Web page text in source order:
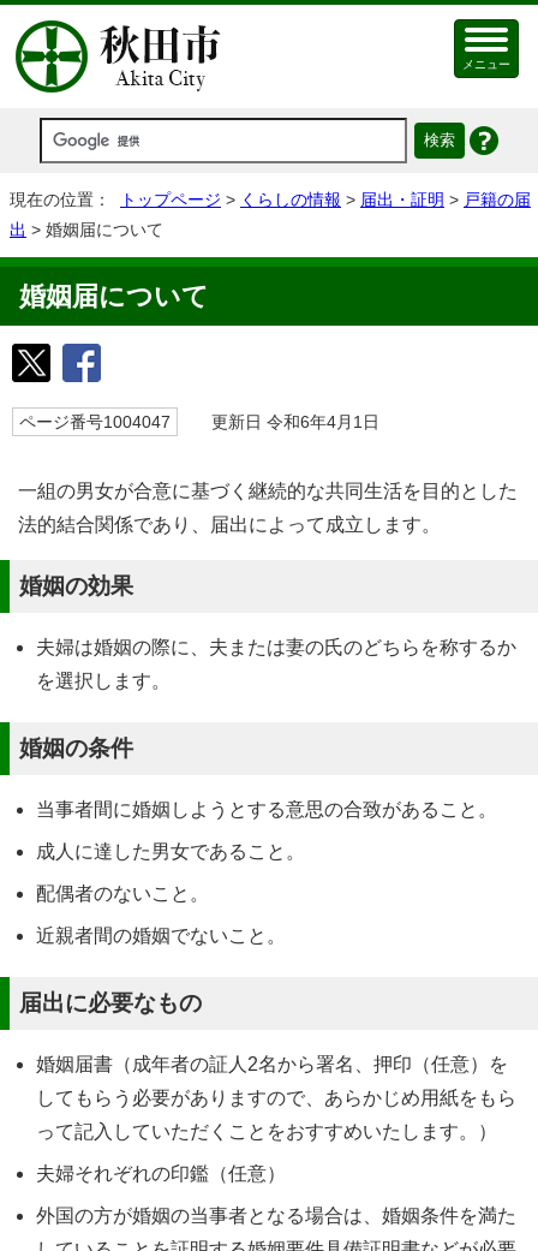
メニュー
現在の位置： トップページ > くらしの情報 > 届出・証明 > 戸籍の届
出 > 婚姻届について
婚姻届について
ページ番号1004047 更新日 令和6年4月1日
一組の男女が合意に基づく継続的な共同生活を目的とした
法的結合関係であり、届出によって成立します。
婚姻の効果
夫婦は婚姻の際に、夫または妻の氏のどちらを称するか
を選択します。
婚姻の条件
当事者間に婚姻しようとする意思の合致があること。
成人に達した男女であること。
配偶者のないこと。
近親者間の婚姻でないこと。
届出に必要なもの
婚姻届書（成年者の証人2名から署名、押印（任意）を
してもらう必要がありますので、あらかじめ用紙をもら
って記入していただくことをおすすめいたします。）
夫婦それぞれの印鑑（任意）
外国の方が婚姻の当事者となる場合は、婚姻条件を満た